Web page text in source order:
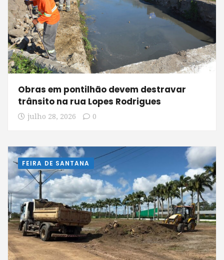
Obras em pontilhão devem destravar
trânsito na rua Lopes Rodrigues
julho 28, 2026 0
FEIRA DE SANTANA